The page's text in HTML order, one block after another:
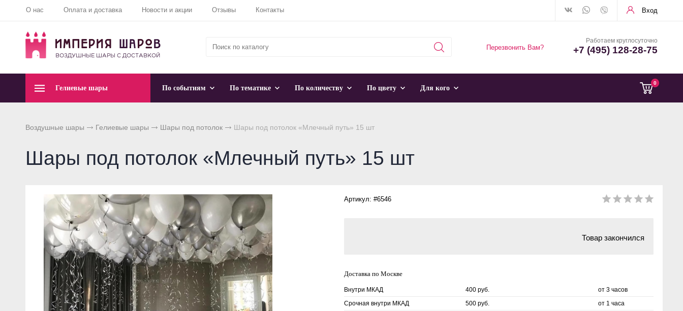
О нас Оплата и доставка Новости и акции Отзывы Контакты Вход
Перезвонить Вам?
Работаем круглосуточно
+7 (495) 128-28-75
0
Гелиевые шары По событиям По тематике По количеству По цвету Для кого
Воздушные шары Гелиевые шары Шары под потолок Шары под потолок «Млечный путь» 15 шт
Шары под потолок «Млечный путь» 15 шт
Артикул: #6546
Товар закончился
Доставка по Москве
Внутри МКАД 400 руб.
от 3 часов
Срочная внутри МКАД
500 руб.
от 1 часа